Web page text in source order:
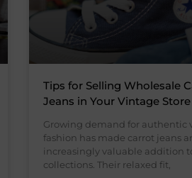
Tips for Selling Wholesale
Jeans in Your Vintage Store
Growing demand for authentic
fashion has made carrot jeans
increasingly valuable addition
collections. Their relaxed fit,